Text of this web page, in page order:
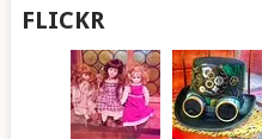
FLICKR